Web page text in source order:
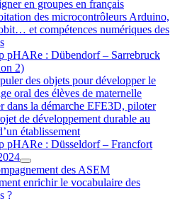
en groupes en français
des microcontrôleurs Arduino,
et compétences numériques des
pHARe : Dübendorf – Sarrebruck
2)
des objets pour développer le
oral des élèves de maternelle
dans la démarche EFE3D, piloter
de développement durable au
établissement
pHARe : Düsseldorf – Francfort
des ASEM
enrichir le vocabulaire des
?